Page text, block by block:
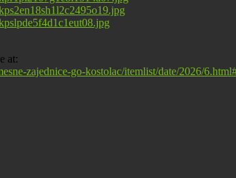
at:
zajednice-go-kostolac/itemlist/date/2026/